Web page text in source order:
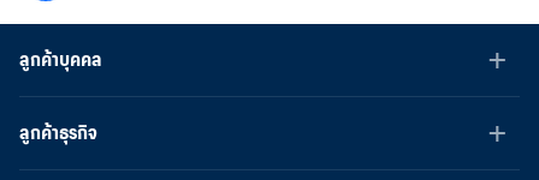
ลูกค้าบุคคล
ลูกค้าธุรกิจ